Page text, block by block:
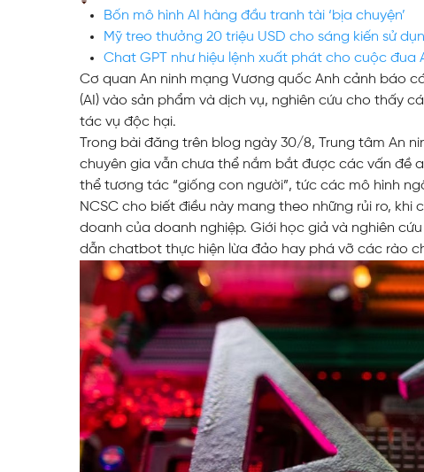
Bốn mô hình AI hàng đầu tranh tài ‘bịa chuyện’
Mỹ treo thưởng 20 triệu USD cho sáng kiến sử
Chat GPT như hiệu lệnh xuất phát cho cuộc đua
Cơ quan An ninh mạng Vương quốc Anh cảnh báo
(AI) vào sản phẩm và dịch vụ, nghiên cứu cho thấy
tác vụ độc hại.
Trong bài đăng trên blog ngày 30/8, Trung tâm An
chuyên gia vẫn chưa thể nắm bắt được các vấn đề
thể tương tác “giống con người”, tức các mô hình
NCSC cho biết điều này mang theo những rủi ro,
doanh của doanh nghiệp. Giới học giả và nghiên
dẫn chatbot thực hiện lừa đảo hay phá vỡ các rào
Web Toàn Diện
VPS Việt Nam
Thiết Kế Hệ Thống Mạng Doanh
Nghiệp Cho Quán Net